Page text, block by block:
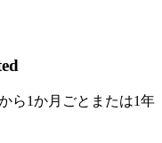
ら1か月ごとまたは1年